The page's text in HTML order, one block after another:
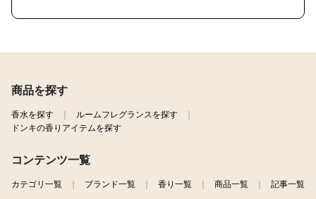
商品を探す
香水を探す
ルームフレグランスを探す
ドンキの香りアイテムを探す
コンテンツ一覧
カテゴリ一覧 ブランド一覧 香り一覧 商品一覧 記事一覧